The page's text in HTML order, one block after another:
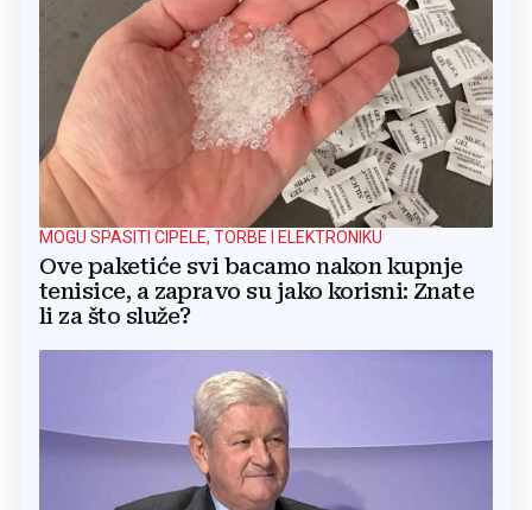
MOGU SPASITI CIPELE, TORBE I ELEKTRONIKU
Ove paketiće svi bacamo nakon kupnje
tenisice, a zapravo su jako korisni: Znate
li za što služe?